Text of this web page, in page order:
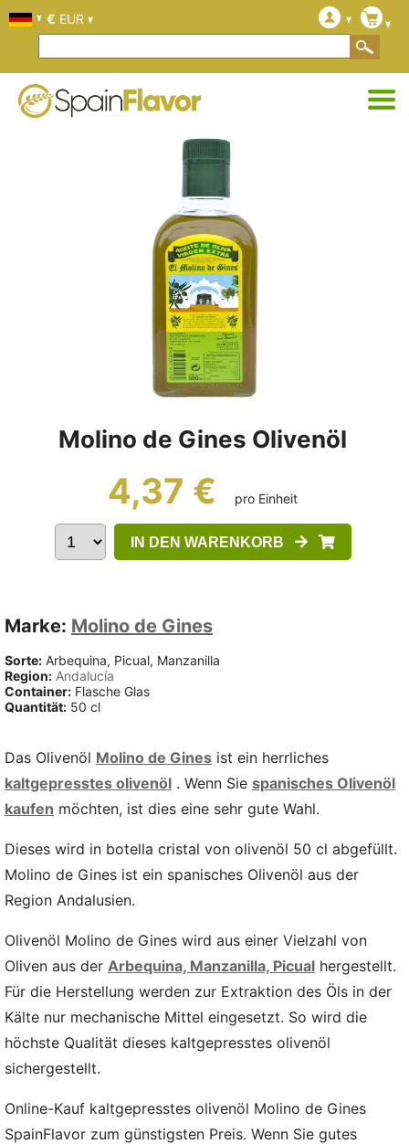
Molino de Gines Olivenöl
4,37 € pro Einheit
IN DEN WARENKORB
Marke: Molino de Gines
Sorte: Arbequina, Picual, Manzanilla
Region: Andalucía
Container: Flasche Glas
Quantität: 50 cl
Das Olivenöl Molino de Gines ist ein herrliches
kaltgepresstes olivenöl . Wenn Sie spanisches Olivenöl
kaufen möchten, ist dies eine sehr gute Wahl.
Dieses wird in botella cristal von olivenöl 50 cl abgefüllt.
Molino de Gines ist ein spanisches Olivenöl aus der
Region Andalusien.
Olivenöl Molino de Gines wird aus einer Vielzahl von
Oliven aus der Arbequina, Manzanilla, Picual hergestellt.
Für die Herstellung werden zur Extraktion des Öls in der
Kälte nur mechanische Mittel eingesetzt. So wird die
höchste Qualität dieses kaltgepresstes olivenöl
sichergestellt.
Online-Kauf kaltgepresstes olivenöl Molino de Gines
SpainFlavor zum günstigsten Preis. Wenn Sie gutes
€ EUR